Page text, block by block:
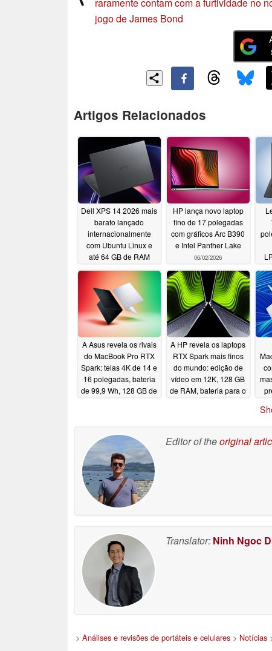
jogo de James Bond
Artigos Relacionados
Dell XPS 14 2026 mais
barato lançado
internacionalmente
com Ubuntu Linux e
até 64 GB de RAM
06/02/2026
HP lança novo laptop
fino de 17 polegadas
com gráficos Arc B390
e Intel Panther Lake
06/02/2026
A Asus revela os rivais
do MacBook Pro RTX
Spark: telas 4K de 14 e
16 polegadas, bateria
de 99,9 Wh, 128 GB de
A HP revela os laptops
RTX Spark mais finos
do mundo: edição de
vídeo em 12K, 128 GB
de RAM, bateria para o
Editor of theoriginal
Translator: Ninh Ngoc
> Análises e revisões de portáteis e celulares > Notícias